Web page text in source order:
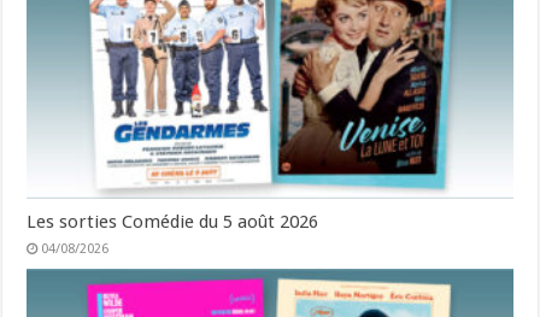
Les sorties Comédie du 5 août 2026
04/08/2026